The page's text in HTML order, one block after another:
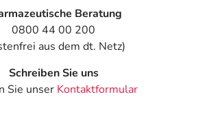
Beratung
0800 44 00 200
aus dem dt. Netz)
Schreiben Sie uns
Sie unser Kontaktformular